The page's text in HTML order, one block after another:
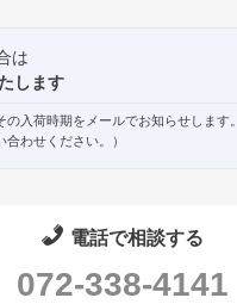
は
します
入荷時期をメールでお知らせします。
合わせください。）
電話で相談する
072-338-4141